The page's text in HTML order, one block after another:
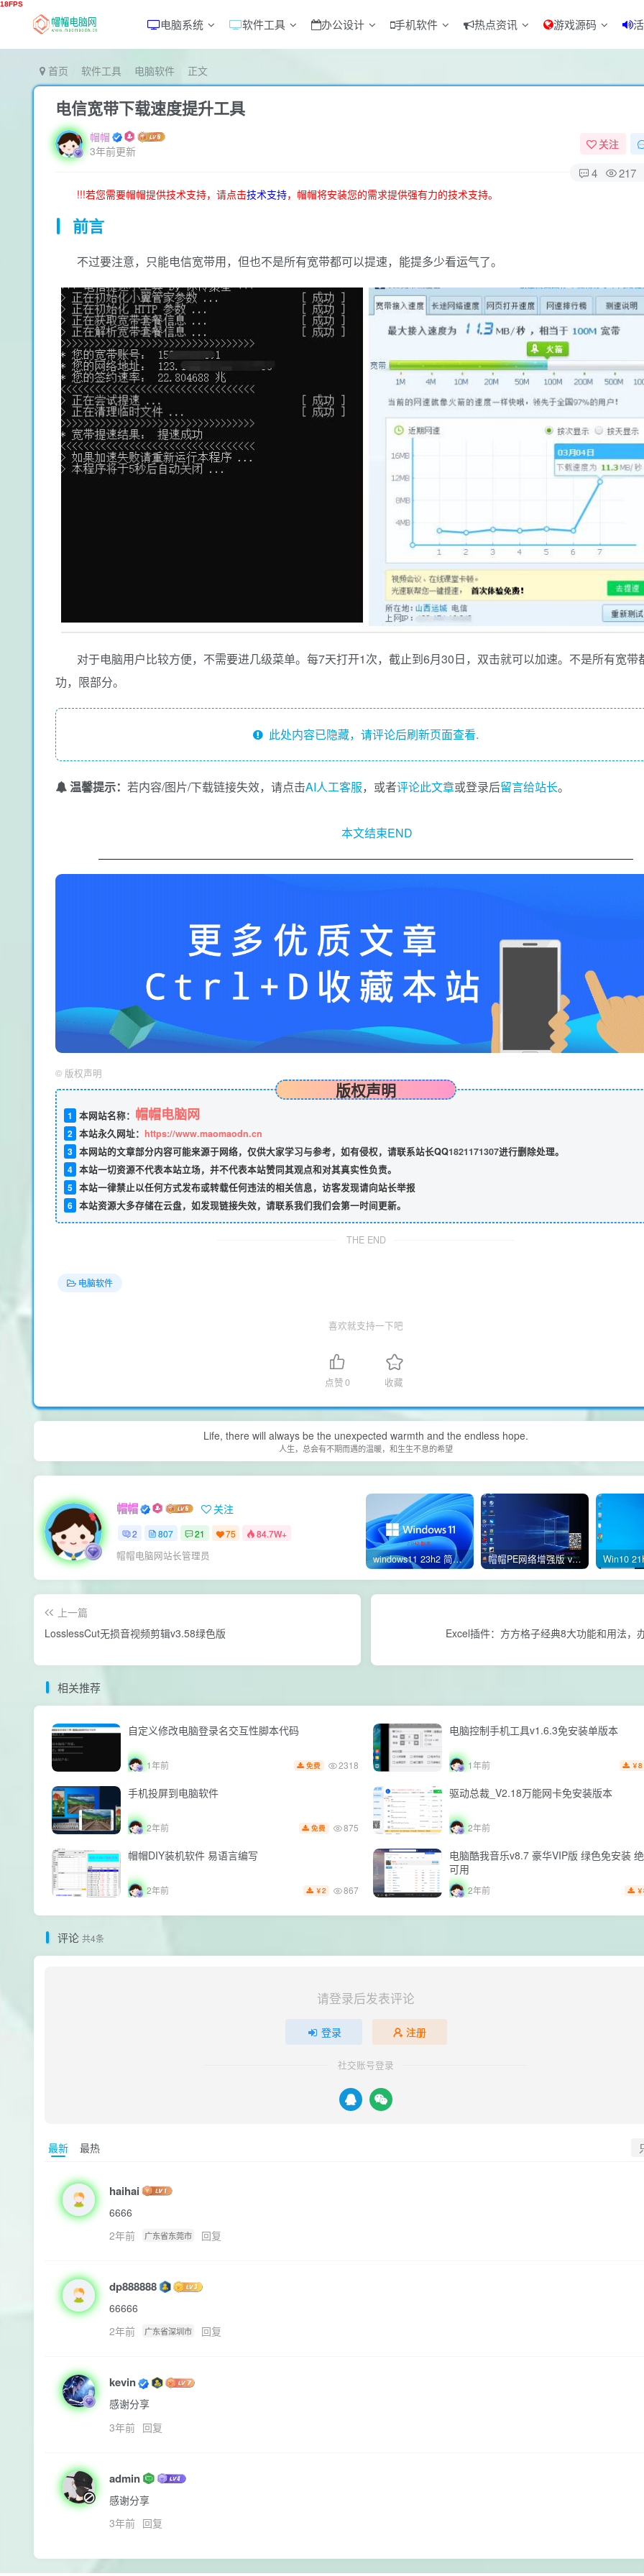
电脑系统 软件工具 办公设计 手机软件 热点资讯 游戏源码
首页 软件工具 电脑软件 正文
电信宽带下载速度提升工具
帽帽
3年前更新
关注
4 217
!!!若您需要帽帽提供技术支持，请点击技术支持，帽帽将安装您的需求提供强有力的技术支持。
前言
不过要注意，只能电信宽带用，但也不是所有宽带都可以提速，能提多少看运气了。
对于电脑用户比较方便，不需要进几级菜单。每7天打开1次，截止到6月30日，双击就可以加速。不是所有宽带
功，限部分。
此处内容已隐藏，请评论后刷新页面查看.
温馨提示： 若内容/图片/下载链接失效，请点击AI人工客服，或者评论此文章或登录后留言给站长。
本文结束END
© 版权声明
版权声明
1 本网站名称： 帽帽电脑网
2 本站永久网址： https://www.maomaodn.cn
3 本网站的文章部分内容可能来源于网络，仅供大家学习与参考，如有侵权，请联系站长QQ1821171307进行删除处理。
4 本站一切资源不代表本站立场，并不代表本站赞同其观点和对其真实性负责。
5 本站一律禁止以任何方式发布或转载任何违法的相关信息，访客发现请向站长举报
6 本站资源大多存储在云盘，如发现链接失效，请联系我们我们会第一时间更新。
THE END
电脑软件
喜欢就支持一下吧
点赞0 收藏
Life, there will always be the unexpected warmth and the endless hope.
人生，总会有不期而遇的温暖，和生生不息的希望
帽帽 关注
2 807 21 75 84.7W+
帽帽电脑网站长管理员 windows11 23h2 简体中文版64位 正式版 帽帽PE网络增强版 v2.4版本
上一篇
LosslessCut无损音视频剪辑v3.58绿色版
Excel插件：方方格子经典8大功能和用法，
相关推荐
自定义修改电脑登录名交互性脚本代码
1年前 免费 2318
电脑控制手机工具v1.6.3免安装单版本
1年前 ￥8
手机投屏到电脑软件
2年前 免费 875
驱动总裁_V2.18万能网卡免安装版本
2年前
帽帽DIY装机软件 易语言编写
2年前 ￥2 867
电脑酷我音乐v8.7 豪华VIP版 绿色免安装
可用
2年前 ￥
评论 共4条
请登录后发表评论
登录 注册
社交账号登录
最新 最热
haihai
6666
2年前
广东省东莞市 回复
dp888888
66666
2年前
广东省深圳市 回复
kevin
感谢分享
3年前 回复
admin
感谢分享
3年前 回复